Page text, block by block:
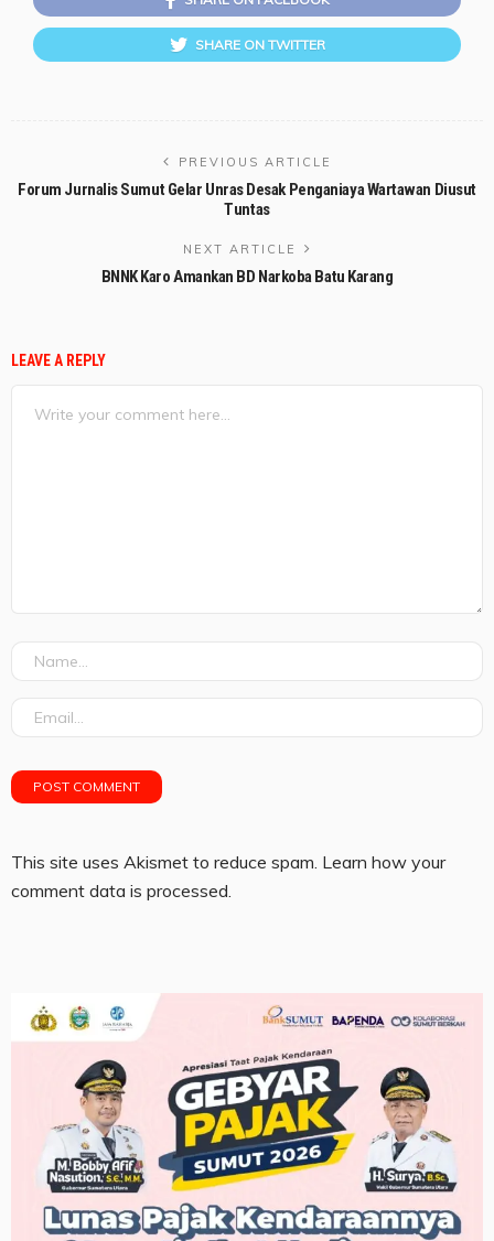
SHARE ON TWITTER
PREVIOUS ARTICLE
Forum Jurnalis Sumut Gelar Unras Desak Penganiaya Wartawan Diusut
Tuntas
NEXT ARTICLE
BNNK Karo Amankan BD Narkoba Batu Karang
LEAVE A REPLY
This site uses Akismet to reduce spam. Learn how your
comment data is processed.